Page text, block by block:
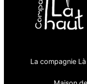
La compagnie